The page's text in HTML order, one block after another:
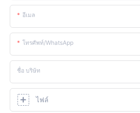
อีเมล
โทรศัพท์/WhatsApp
ชื่อ บริษัท
ไฟล์